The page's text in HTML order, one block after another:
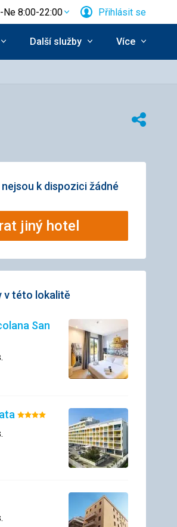
Ne 8:00-22:00 Přihlásit se
Další služby Více
Sdílet
k dispozici žádné
jiný hotel
v této lokalitě
San
Hodnocení: